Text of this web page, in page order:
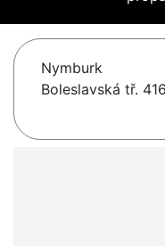
Nymburk
Boleslavská tř.